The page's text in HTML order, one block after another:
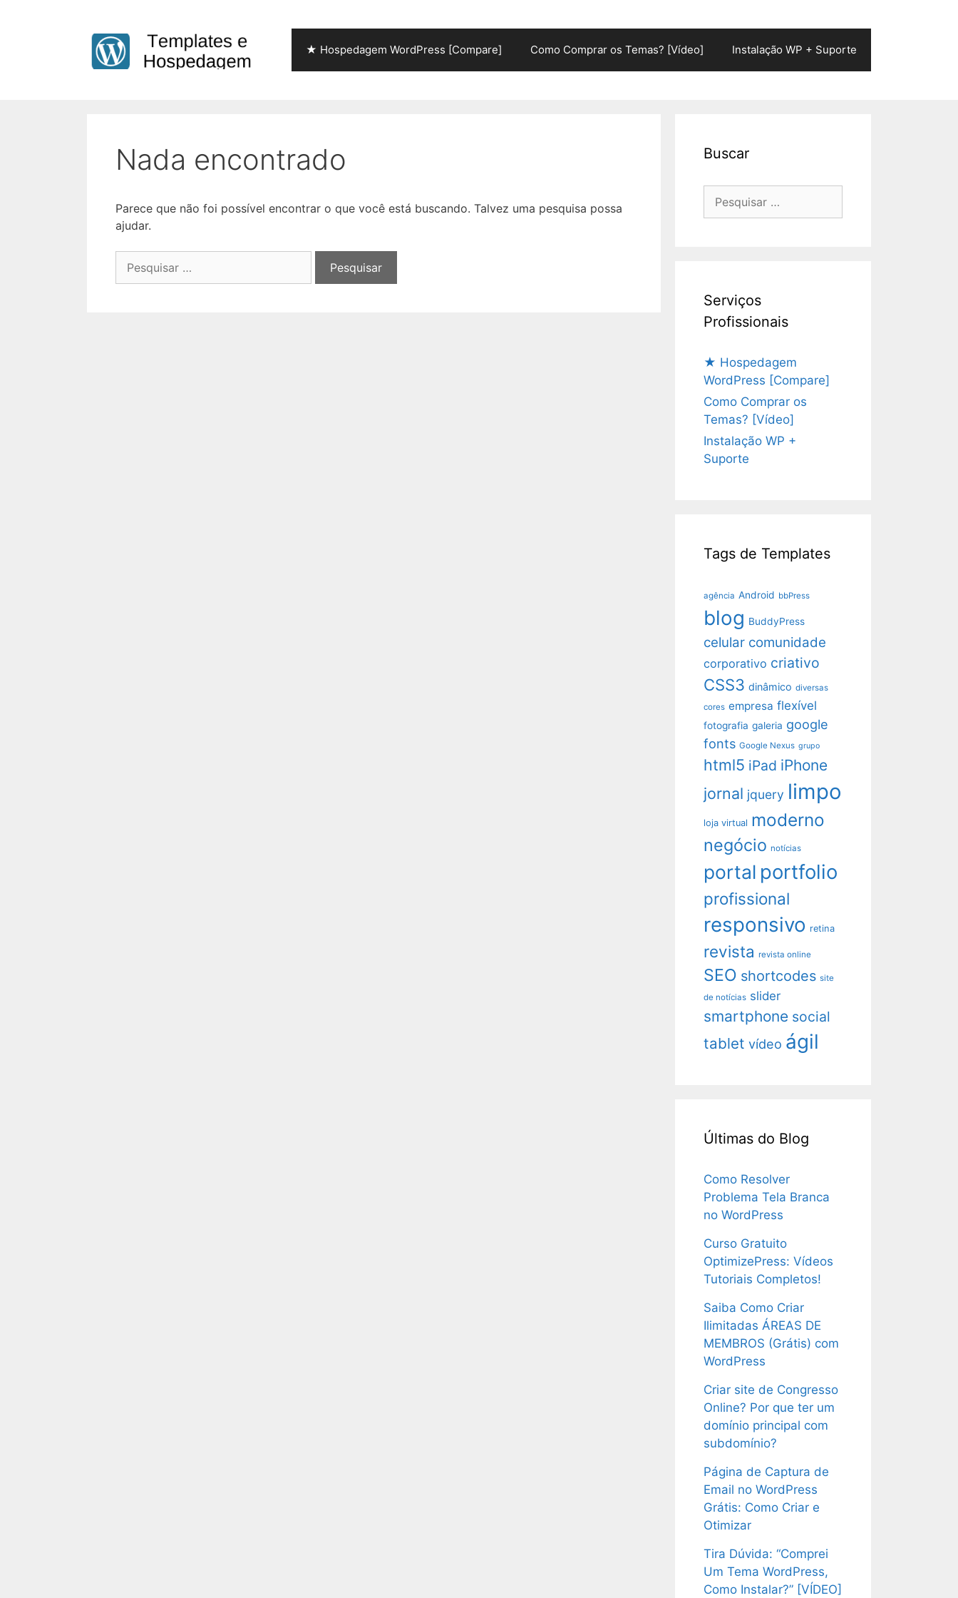
★ Hospedagem WordPress [Compare] Como Comprar os Temas? [Vídeo] Instalação WP + Suporte
Nada encontrado
Parece que não foi possível encontrar o que você está buscando. Talvez uma pesquisa possa
ajudar.
por:
Buscar
Serviços
Profissionais
★ Hospedagem
WordPress [Compare]
Como Comprar os
Temas? [Vídeo]
Instalação WP +
Suporte
Tags de Templates
agência Android bbPress
blog BuddyPress
celular comunidade
corporativo criativo
CSS3 dinâmico diversas
cores empresa flexível
fotografia galeria google
fonts Google Nexus grupo
html5 iPad iPhone
jornal jquery limpo
loja virtual moderno
negócio notícias
portal portfolio
profissional
responsivo retina
revista revista online
SEO shortcodes site
de notícias slider
smartphone social
tablet vídeo ágil
Últimas do Blog
Como Resolver
Problema Tela Branca
no WordPress
Curso Gratuito
OptimizePress: Vídeos
Tutoriais Completos!
Saiba Como Criar
Ilimitadas ÁREAS DE
MEMBROS (Grátis) com
WordPress
Criar site de Congresso
Online? Por que ter um
domínio principal com
subdomínio?
Página de Captura de
Email no WordPress
Grátis: Como Criar e
Otimizar
Tira Dúvida: “Comprei
Um Tema WordPress,
Como Instalar?” [VÍDEO]